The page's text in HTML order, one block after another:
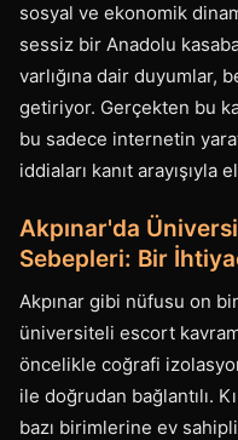
sosyal ve ekonomik
sessiz bir Anadolu
varlığına dair duyumlar,
getiriyor. Gerçekten bu
bu sadece internetin
iddiaları kanıt
Akpınar'da
Sebepleri: Bir
Akpınar gibi nüfusu on
üniversiteli escort
öncelikle coğrafi izolasyon
ile doğrudan bağlantılı.
bazı birimlerine ev